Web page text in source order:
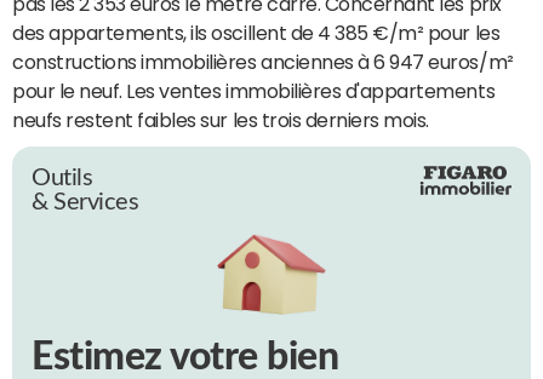
des appartements, ils oscillent de 4 385 €/m² pour les
constructions immobilières anciennes à 6 947 euros/m²
pour le neuf. Les ventes immobilières d'appartements
neufs restent faibles sur les trois derniers mois.
Outils
& Services
Estimez votre bien